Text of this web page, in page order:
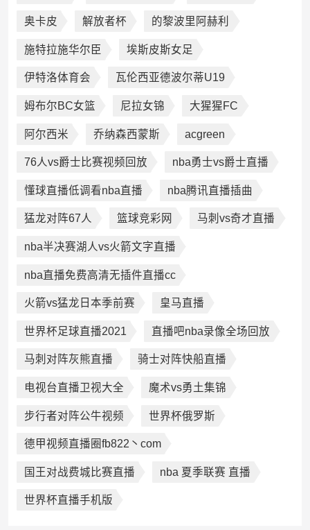
奥卡皮 解放者杯 的黎波里阿赫利
施特拉施华尔臣 埃斯皮斯女足
伊特洛体育会 瓦伦西亚德波尔蒂U19
姆布尔BC女篮 尼拉女锦 大猩猩FC
阿尔西米 乔纳森西蒙斯 acgreen
76人vs爵士比赛视频回放 nba勇士vs爵士直播
懂球直播低调看nba直播 nba腾讯直播插曲
猛龙对阵67人 篮球竞彩网 马刺vs奇才直播
nba半决赛湖人vs火箭文字直播
nba直播免费高清无插件直播cc
火箭vs猛龙日本季前赛 皇马直播
世界杯足球直播2021 直播吧nba录像全场回放
马刺对阵灰熊直播 骑士对阵快船直播
电视台直播卫视大全 魔术vs勇土集锦
步行者对阵公牛视频 世界杯俄罗斯
德甲视频直播圈fb822丶com
国王对战费城比赛直播 nba 夏季联赛 直播
世界杯直播手机版